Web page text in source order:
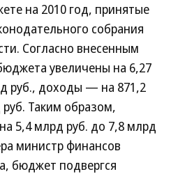
на 2010 год, принятые
собрания
Согласно внесенным
увеличены на 6,27
руб., доходы — на 871,2
Таким образом,
5,4 млрд руб. до 7,8 млрд
министр финансов
бюджет подвергся